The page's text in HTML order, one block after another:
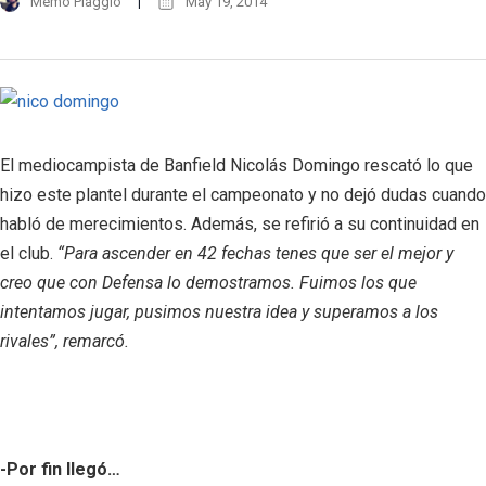
El mediocampista de Banfield Nicolás Domingo rescató lo que
hizo este plantel durante el campeonato y no dejó dudas cuando
habló de merecimientos. Además, se refirió a su continuidad en
el club. “Para ascender en 42 fechas tenes que ser el mejor y
creo que con Defensa lo demostramos. Fuimos los que
intentamos jugar, pusimos nuestra idea y superamos a los
rivales”, remarcó.
-Por fin llegó…